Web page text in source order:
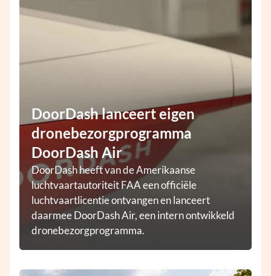
DoorDash lanceert eigen
dronebezorgprogramma
DoorDash Air
DoorDash heeft van de Amerikaanse
luchtvaartautoriteit FAA een officiële
luchtvaartlicentie ontvangen en lanceert
daarmee DoorDash Air, een intern ontwikkeld
dronebezorgprogramma.